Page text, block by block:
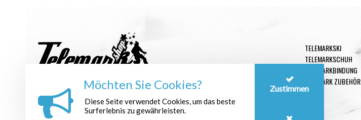
NEWSLETTER ANMELDEN :
TELEMARKSKI
TELEMARKSCHUH
TELEMARKBINDUNG
TELEMARK ZUBEHÖR
Möchten Sie Cookies?
Diese Seite verwendet Cookies, um das beste
Surferlebnis zu gewährleisten.
Zustimmen